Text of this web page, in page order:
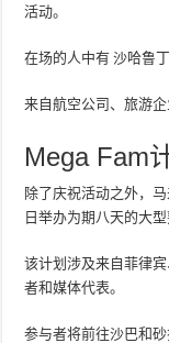
活动。
在场的人中有沙哈鲁
来自航空公司、旅游
Mega Fam
除了庆祝活动之外，
日举办为期八天的大型
该计划涉及来自菲律
者和媒体代表。
参与者将前往沙巴和